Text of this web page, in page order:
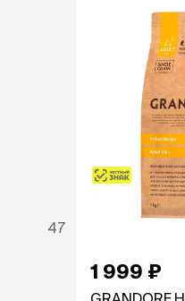
Угловые
Пеленки и
лежаки и
Мягкие
Лежанки
Тоннели
Подстилки,
подушки
Пледы
игровые
47
1 999 ₽